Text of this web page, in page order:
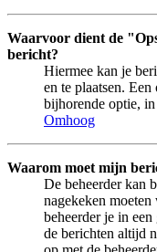
Waarvoor dient de
bericht?
Hiermee kan je
en te plaatsen.
bijhorende optie,
Omhoog
Waarom moet mijn
De beheerder kan
nagekeken
beheerder je in
de berichten altijd